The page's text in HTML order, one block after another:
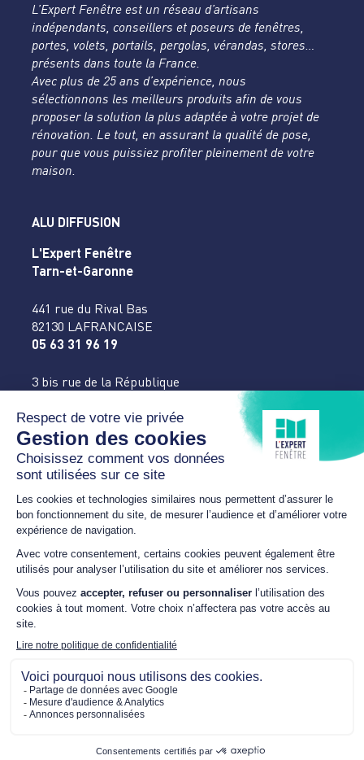
L’Expert Fenêtre est un réseau d’artisans
indépendants, conseillers et poseurs de fenêtres,
portes, volets, portails, pergolas, vérandas, stores…
présents dans toute la France.
Avec plus de 25 ans d’expérience, nous
sélectionnons les meilleurs produits afin de vous
proposer la solution la plus adaptée à votre projet de
rénovation. Le tout, en assurant la qualité de pose,
pour que vous puissiez profiter pleinement de votre
maison.
ALU DIFFUSION
L'Expert Fenêtre
Tarn-et-Garonne
441 rue du Rival Bas
82130 LAFRANCAISE
05 63 31 96 19
3 bis rue de la République
05 63 94 41 20
aludiffusion.lexpertfenetre@gmail.com
HORAIRES
Du Lundi au Jeudi
17h30
Vendredi
9h00 – 12h00 / 14h00 –
16h30
Samedi
SUR RDV
NOUS SUIVRE